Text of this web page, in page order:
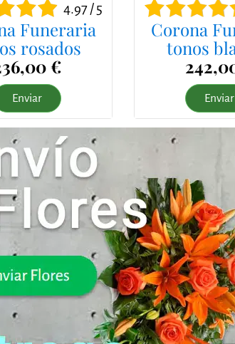
4.97 / 5
Funeraria
rosados
€
Enviar
Corona
tonos
Enviar